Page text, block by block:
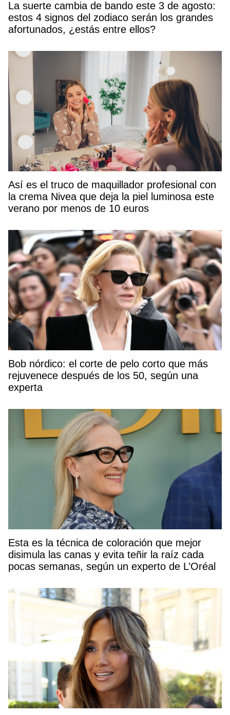
La suerte cambia de bando este 3 de agosto:
estos 4 signos del zodiaco serán los grandes
afortunados, ¿estás entre ellos?
Así es el truco de maquillador profesional con
la crema Nivea que deja la piel luminosa este
verano por menos de 10 euros
Bob nórdico: el corte de pelo corto que más
rejuvenece después de los 50, según una
experta
Esta es la técnica de coloración que mejor
disimula las canas y evita teñir la raíz cada
pocas semanas, según un experto de L’Oréal